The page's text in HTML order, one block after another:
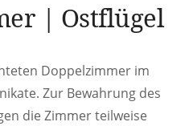
| Ostflügel
Doppelzimmer im
Zur Bewahrung des
die Zimmer teilweise